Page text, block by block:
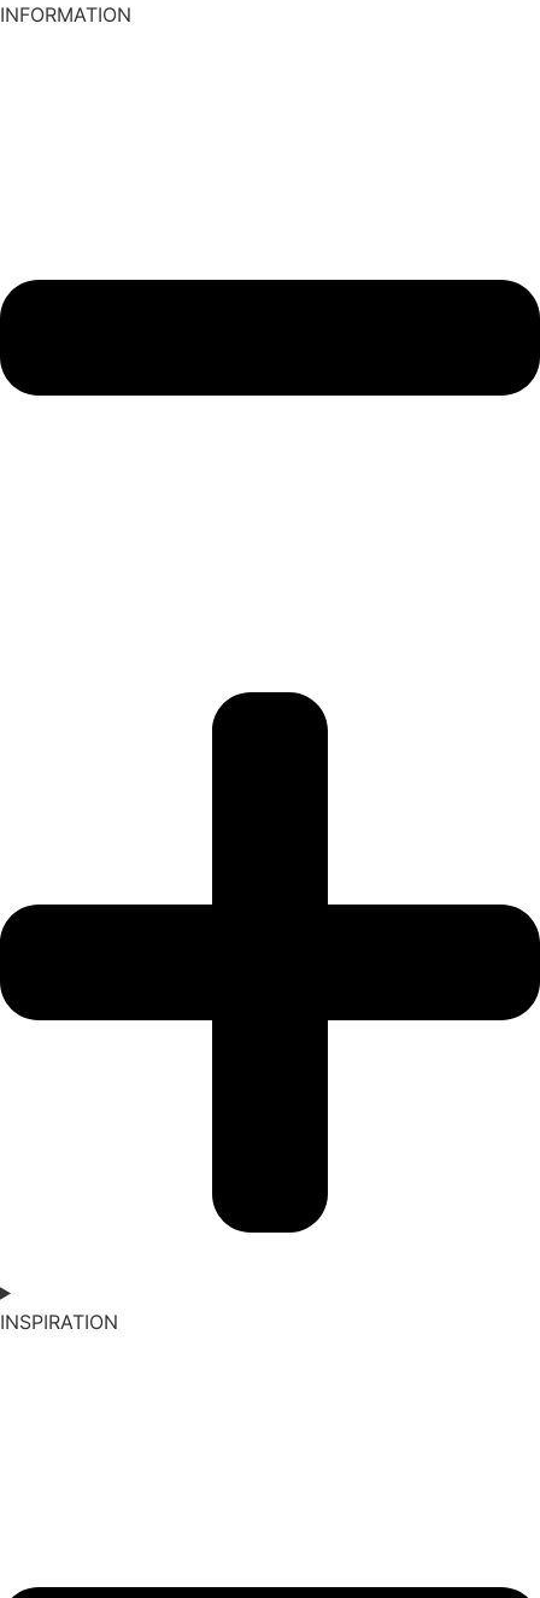
INFORMATION
INSPIRATION